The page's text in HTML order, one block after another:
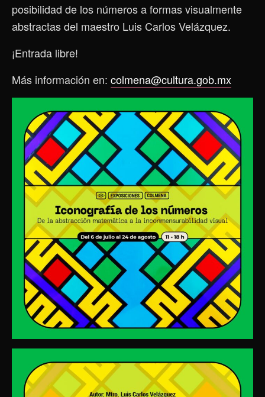
posibilidad de los números a formas visualmente
abstractas del maestro Luis Carlos Velázquez.
¡Entrada libre!
Más información en: colmena@cultura.gob.mx